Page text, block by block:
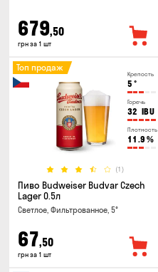
679,50
грн за 1 шт
Крепость
5 °
Горечь
32 IBU
Плотность
11.9 %
(1)
Топ продаж
Пиво Budweiser Budvar Czech
Lager 0.5л
Светлое, Фильтрованное, 5°
67,50
грн за 1 шт